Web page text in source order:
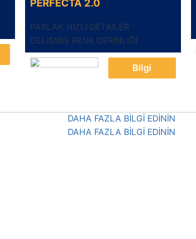
PERFÉCTA 2.0
PARLAK HIZLI DETAILER -
GELIŞMIŞ RENK DERINLIĞI
Bilgi
DAHA FAZLA BİLGİ EDİNİN
DAHA FAZLA BİLGİ EDİNİN